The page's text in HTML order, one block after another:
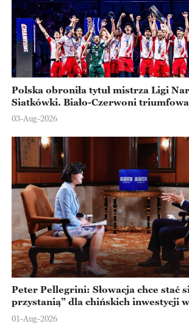
Polska obroniła tytuł mistrza Ligi
Siatkówki. Biało-Czerwoni
Ningbo
03-Aug-2026
Peter Pellegrini: Słowacja chce stać
przystanią” dla chińskich inwestycji
Europejskiej
01-Aug-2026